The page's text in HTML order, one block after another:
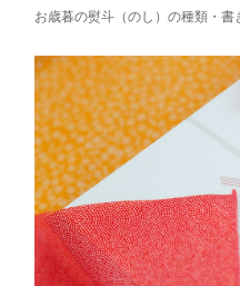
お歳暮の熨斗（のし）の種類・書